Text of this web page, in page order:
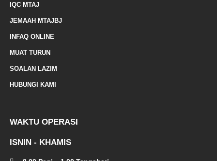
IQC MTAJ
JEMAAH MTAJBJ
INFAQ ONLINE
MUAT TURUN
SOALAN LAZIM
HUBUNGI KAMI
WAKTU OPERASI
ISNIN - KHAMIS